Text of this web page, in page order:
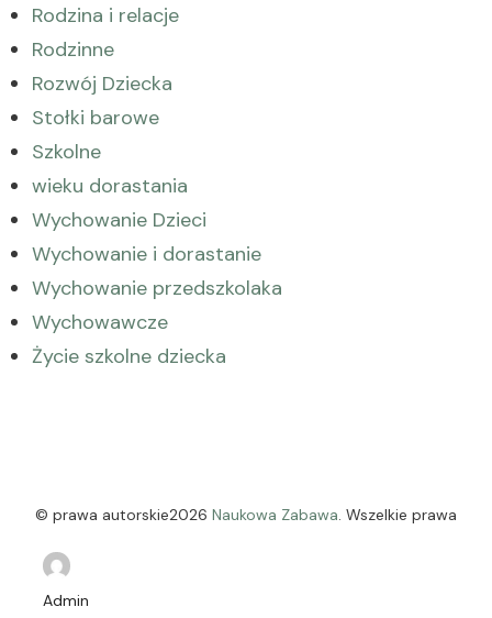
Admin
Rodzina i relacje
Rodzinne
Rozwój Dziecka
Stołki barowe
Szkolne
wieku dorastania
Wychowanie Dzieci
Wychowanie i dorastanie
Wychowanie przedszkolaka
Wychowawcze
Życie szkolne dziecka
© prawa autorskie2026 Naukowa Zabawa. Wszelkie prawa
Meditation Coach | Stworzony przez